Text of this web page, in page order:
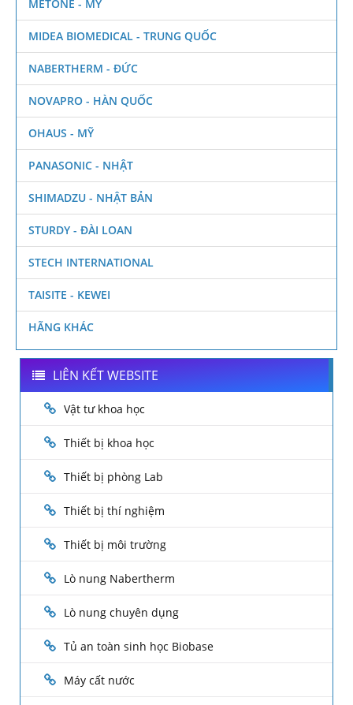
METONE - MỸ
MIDEA BIOMEDICAL - TRUNG QUỐC
NABERTHERM - ĐỨC
NOVAPRO - HÀN QUỐC
OHAUS - MỸ
PANASONIC - NHẬT
SHIMADZU - NHẬT BẢN
STURDY - ĐÀI LOAN
STECH INTERNATIONAL
TAISITE - KEWEI
HÃNG KHÁC
LIÊN KẾT WEBSITE
Vật tư khoa học
Thiết bị khoa học
Thiết bị phòng Lab
Thiết bị thí nghiệm
Thiết bị môi trường
Lò nung Nabertherm
Lò nung chuyên dụng
Tủ an toàn sinh học Biobase
Máy cất nước